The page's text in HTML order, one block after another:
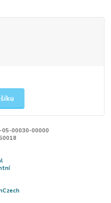
05-00030-00000